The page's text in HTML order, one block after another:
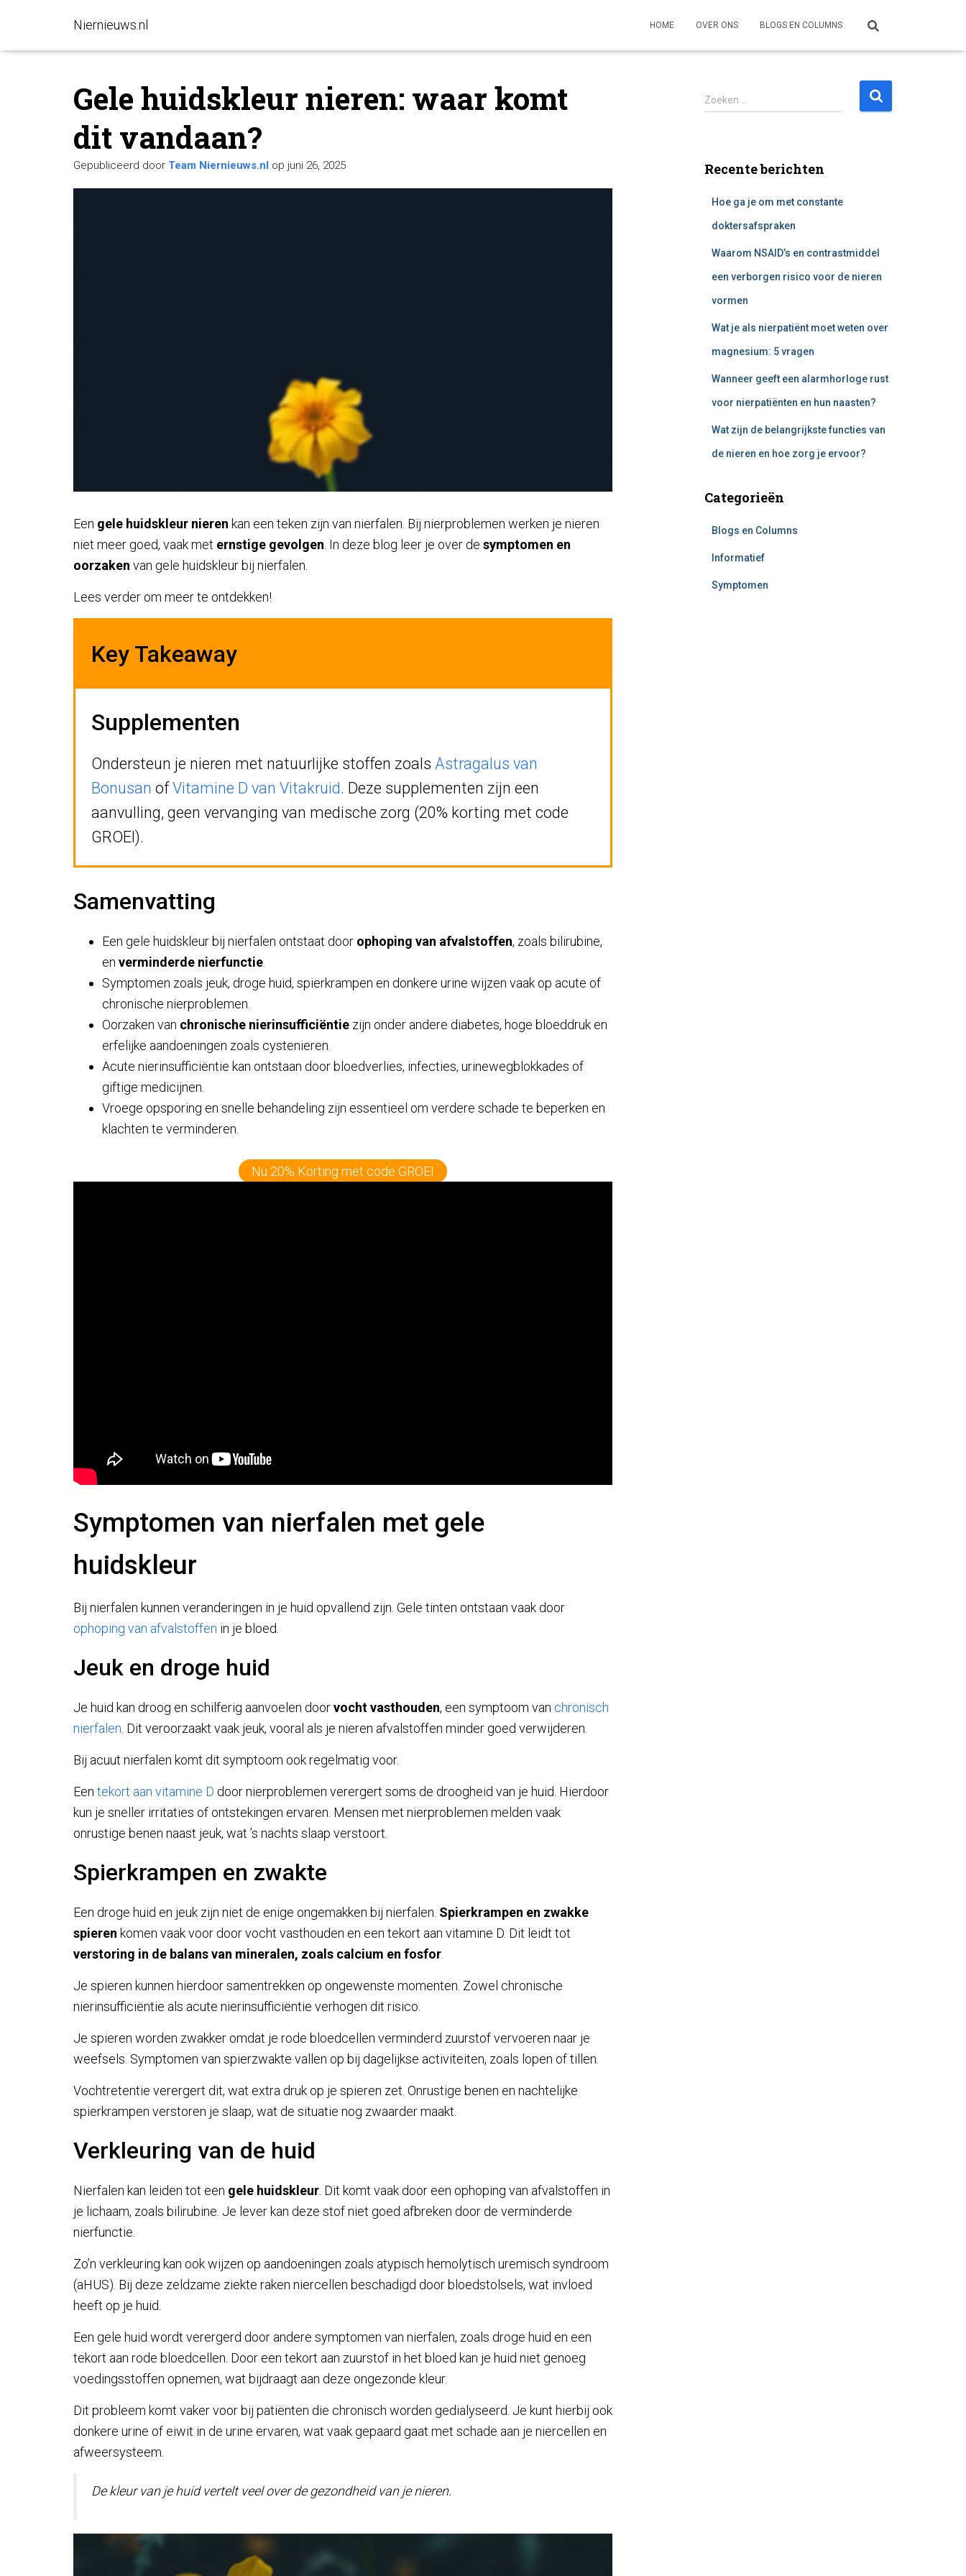
Niernieuws.nl HOME OVER ONS BLOGS EN COLUMNS
Gele huidskleur nieren: waar komt
dit vandaan?
Gepubliceerd door Team Niernieuws.nl op juni 26, 2025
Een gele huidskleur nieren kan een teken zijn van nierfalen. Bij nierproblemen werken je nieren
niet meer goed, vaak met ernstige gevolgen . In deze blog leer je over de symptomen en
oorzaken van gele huidskleur bij nierfalen.
Lees verder om meer te ontdekken!
Key Takeaway
Supplementen
Ondersteun je nieren met natuurlijke stoffen zoals Astragalus van
Bonusan ofVitamine D van Vitakruid. Deze supplementen zijn een
aanvulling, geen vervanging van medische zorg (20% korting met code
GROEI).
Samenvatting
Een gele huidskleur bij nierfalen ontstaat door ophoping van afvalstoffen, zoals bilirubine,
en verminderde nierfunctie
Symptomen zoals jeuk, droge huid, spierkrampen en donkere urine wijzen vaak op acute of
chronische nierproblemen.
Oorzaken van chronische nierinsufficiëntie zijn onder andere diabetes, hoge bloeddruk en
erfelijke aandoeningen zoals cystenieren.
Acute nierinsufficiëntie kan ontstaan door bloedverlies, infecties, urinewegblokkades of
giftige medicijnen.
Vroege opsporing en snelle behandeling zijn essentieel om verdere schade te beperken en
klachten te verminderen.
Nu 20% Korting met code GROEI
Symptomen van nierfalen met gele
huidskleur
Bij nierfalen kunnen veranderingen in je huid opvallend zijn. Gele tinten ontstaan vaak door
ophoping van afvalstoffen in je bloed.
Jeuk en droge huid
Je huid kan droog en schilferig aanvoelen doorvocht vasthouden, een symptoom van chronisch
nierfalen . Dit veroorzaakt vaak jeuk, vooral als je nieren afvalstoffen minder goed verwijderen.
Bij acuut nierfalen komt dit symptoom ook regelmatig voor.
Een tekort aan vitamine D door nierproblemen verergert soms de droogheid van je huid. Hierdoor
kun je sneller irritaties of ontstekingen ervaren. Mensen met nierproblemen melden vaak
onrustige benen naast jeuk, wat ’s nachts slaap verstoort.
Spierkrampen en zwakte
Een droge huid en jeuk zijn niet de enige ongemakken bij nierfalen. Spierkrampen en zwakke
spieren komen vaak voor door vocht vasthouden en een tekort aan vitamine D. Dit leidt tot
verstoring in de balans van mineralen, zoals calcium en fosfor
Je spieren kunnen hierdoor samentrekken op ongewenste momenten. Zowel chronische
nierinsufficiëntie als acute nierinsufficiëntie verhogen dit risico.
Je spieren worden zwakker omdat je rode bloedcellen verminderd zuurstof vervoeren naar je
weefsels. Symptomen van spierzwakte vallen op bij dagelijkse activiteiten, zoals lopen of tillen.
Vochtretentie verergert dit, wat extra druk op je spieren zet. Onrustige benen en nachtelijke
spierkrampen verstoren je slaap, wat de situatie nog zwaarder maakt.
Verkleuring van de huid
Nierfalen kan leiden tot een gele huidskleur . Dit komt vaak door een ophoping van afvalstoffen in
je lichaam, zoals bilirubine. Je lever kan deze stof niet goed afbreken door de verminderde
nierfunctie.
Zo’n verkleuring kan ook wijzen op aandoeningen zoals atypisch hemolytisch uremisch syndroom
(aHUS). Bij deze zeldzame ziekte raken niercellen beschadigd door bloedstolsels, wat invloed
heeft op je huid.
Een gele huid wordt verergerd door andere symptomen van nierfalen, zoals droge huid en een
tekort aan rode bloedcellen. Door een tekort aan zuurstof in het bloed kan je huid niet genoeg
voedingsstoffen opnemen, wat bijdraagt aan deze ongezonde kleur.
Dit probleem komt vaker voor bij patiënten die chronisch worden gedialyseerd. Je kunt hierbij ook
donkere urine of eiwit in de urine ervaren, wat vaak gepaard gaat met schade aan je niercellen en
afweersysteem.
De kleur van je huid vertelt veel over de gezondheid van je nieren.
Z
o
n
Zoeken …
Recente berichten
Hoe ga je om met constante
doktersafspraken
Waarom NSAID’s en contrastmiddel
een verborgen risico voor de nieren
vormen
Wat je als nierpatiënt moet weten over
magnesium: 5 vragen
Wanneer geeft een alarmhorloge rust
voor nierpatiënten en hun naasten?
Wat zijn de belangrijkste functies van
de nieren en hoe zorg je ervoor?
Categorieën
Blogs en Columns
Informatief
Symptomen